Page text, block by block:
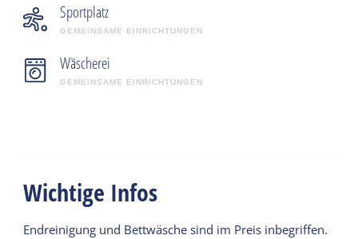
Sportplatz
GEMEINSAME EINRICHTUNGEN
Wäscherei
GEMEINSAME EINRICHTUNGEN
Wichtige Infos
Endreinigung und Bettwäsche sind im Preis inbegriffen.